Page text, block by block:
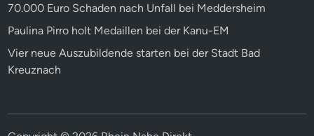
70.000 Euro Schaden nach Unfall bei Meddersheim
Paulina Pirro holt Medaillen bei der Kanu-EM
Vier neue Auszubildende starten bei der Stadt Bad
Kreuznach